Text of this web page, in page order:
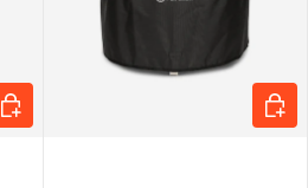
AJOUTER AU PANIER